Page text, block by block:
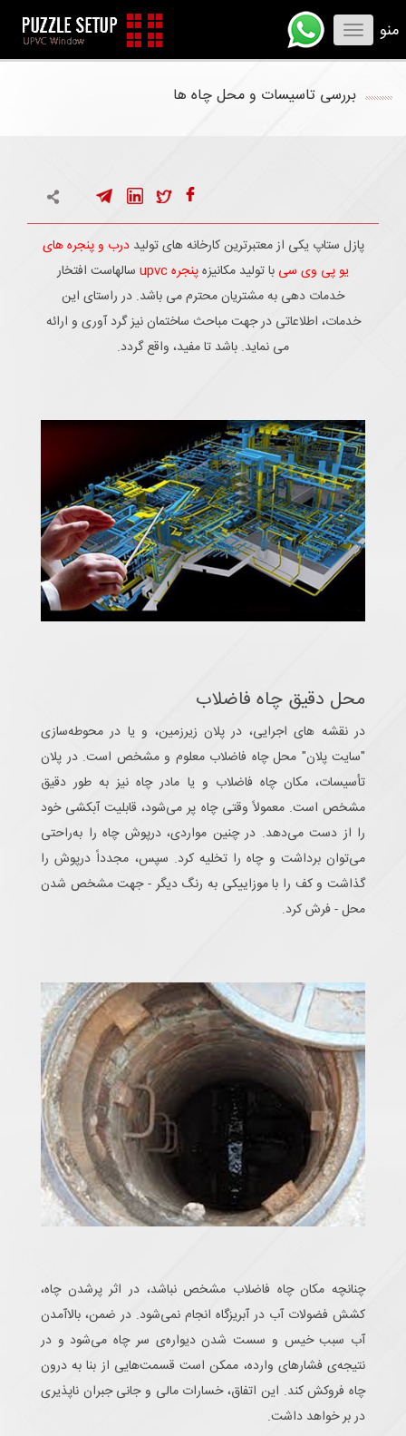
منو
Toggle
navigation
بررسی تاسیسات و محل چاه ها
پازل ستاپ یکی از معتبرترین کارخانه های تولیددرب و پنجره های
یو پی وی سی با تولید مکانیزهپنجره upvc
سالهاست افتخار
خدمات دهی به مشتریان محترم می باشد. در راستای این
خدمات، اطلاعاتی در جهت مباحث ساختمان نیز گرد آوری و ارائه
می نماید. باشد تا مفید، واقع گردد.
محل دقیق چاه فاضلاب
در نقشه های اجرایی، در پلان زیرزمین، و یا در محوطه‌سازی
"سایت پلان" محل چاه فاضلاب معلوم و مشخص است. در پلان
تأسیسات، مکان چاه فاضلاب و یا مادر چاه نیز به طور دقیق
مشخص است. معمولاً وقتی چاه پر می‌شود، قابلیت آبکشی خود
را از دست می‌دهد. در چنین مواردی، درپوش چاه را به‌راحتی
می‌توان برداشت و چاه را تخلیه کرد. سپس، مجدداً درپوش را
گذاشت و کف را با موزاییکی به رنگ دیگر - جهت مشخص شدن
محل - فرش کرد.
چنانچه مکان چاه فاضلاب مشخص نباشد، در اثر پرشدن چاه،
کشش فضولات آب در آبریزگاه انجام نمی‌شود. در ضمن، بالاآمدن
آب سبب خیس و سست شدن دیواره‌ی سر چاه می‌شود و در
نتیجه‌ی فشارهای وارده، ممکن است قسمت‌هایی از بنا به درون
چاه فروکش کند. این اتفاق، خسارات مالی و جانی جبران ناپذیری
در بر خواهد داشت.